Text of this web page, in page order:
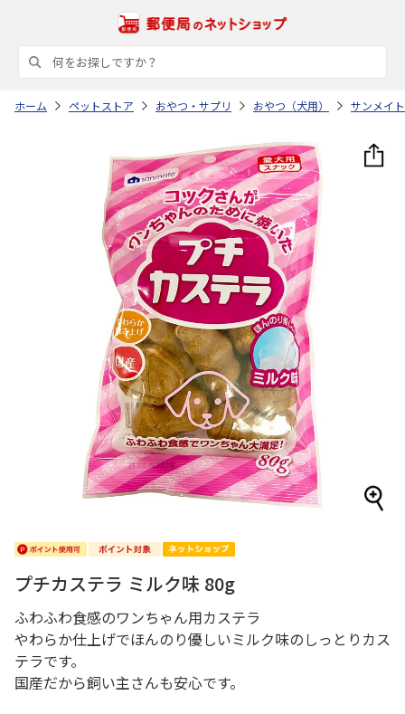
ホーム ペットストア おやつ・サプリ おやつ（犬用） サンメイト
プチカステラ ミルク味 80g
ふわふわ食感のワンちゃん用カステラ
やわらか仕上げでほんのり優しいミルク味のしっとりカス
テラです。
国産だから飼い主さんも安心です。